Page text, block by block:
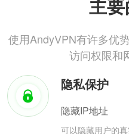
主
使用AndyVPN有许多优
访问权限和
隐私保护
隐藏IP地址
可以隐藏用户的